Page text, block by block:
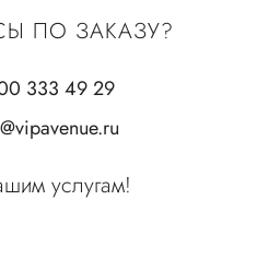
ПО ЗАКАЗУ?
333 49 29
услугам!